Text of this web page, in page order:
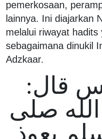
pemerkosaan,
lainnya. Ini diajarkan
melalui riwayat hadits
sebagaimana dinukil
Adzkaar.
قال:
صلى
يعوذ